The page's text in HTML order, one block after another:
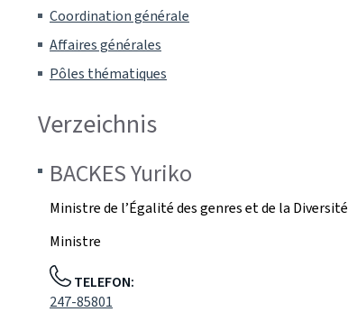
Coordination générale
Affaires générales
Pôles thématiques
Verzeichnis
BACKESYuriko
Ministre de l’Égalité des genres et de la Diversité
Ministre
TELEFON:
247-85801